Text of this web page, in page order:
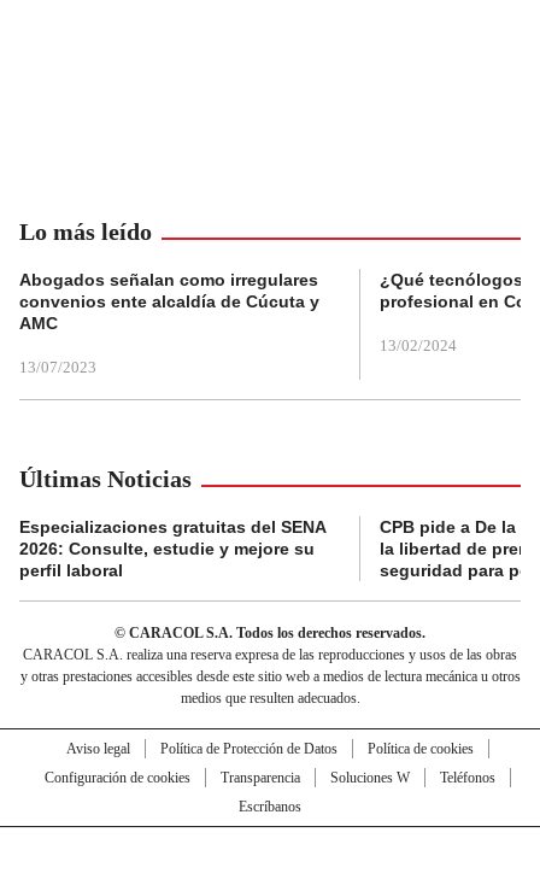
Lo más leído
Abogados señalan como irregulares
convenios ente alcaldía de Cúcuta y
AMC
13/07/2023
¿Qué tecnólogos
profesional en
13/02/2024
Últimas Noticias
Especializaciones gratuitas del SENA
2026: Consulte, estudie y mejore su
perfil laboral
CPB pide a De la
la libertad de
seguridad para
© CARACOL S.A. Todos los derechos reservados.
CARACOL S.A. realiza una reserva expresa de las reproducciones y usos de las obras
y otras prestaciones accesibles desde este sitio web a medios de lectura mecánica u otros
medios que resulten adecuados.
Aviso legal Política de Protección de Datos
Política de cookies
Configuración de cookies
Transparencia Soluciones W
Teléfonos
Escríbanos